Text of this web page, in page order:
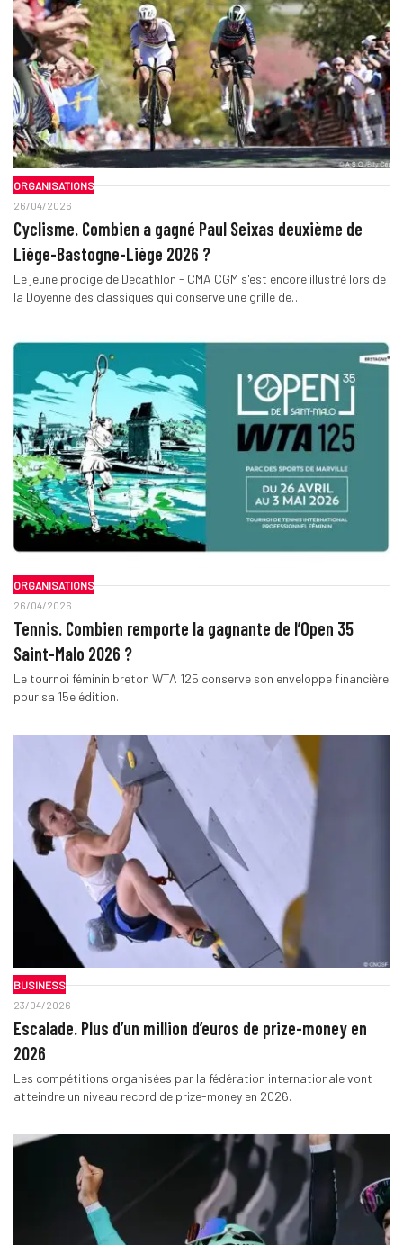
ORGANISATIONS
26/04/2026
Cyclisme. Combien a gagné Paul Seixas deuxième de
Liège-Bastogne-Liège 2026 ?
Le jeune prodige de Decathlon - CMA CGM s'est encore illustré lors de
la Doyenne des classiques qui conserve une grille de…
ORGANISATIONS
26/04/2026
Tennis. Combien remporte la gagnante de l’Open 35
Saint-Malo 2026 ?
Le tournoi féminin breton WTA 125 conserve son enveloppe financière
pour sa 15e édition.
BUSINESS
23/04/2026
Escalade. Plus d’un million d’euros de prize-money en
2026
Les compétitions organisées par la fédération internationale vont
atteindre un niveau record de prize-money en 2026.